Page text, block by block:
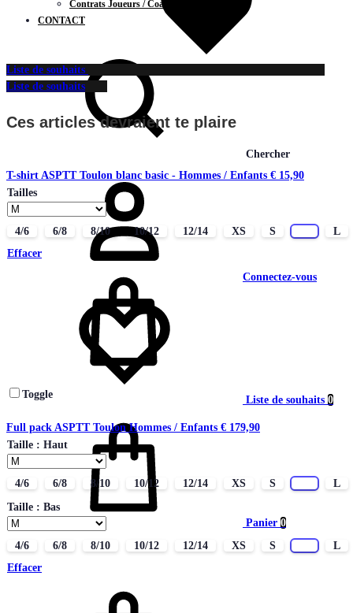
Contrats Joueurs / Coachs
CONTACT
Chercher
Connectez-vous
Liste de souhaits 0
Panier 0
Liste de souhaits
Liste de souhaits
Ces articles devraient te plaire
T-shirt ASPTT Toulon blanc basic - Hommes / Enfants € 15,90
Tailles
4/6 6/8 8/10 10/12 12/14 XS S
L
Effacer
Toggle
Full pack ASPTT Toulon Hommes / Enfants € 179,90
Taille : Haut
4/6 6/8 8/10 10/12 12/14 XS S
L
Taille : Bas
4/6 6/8 8/10 10/12 12/14 XS S
L
Effacer